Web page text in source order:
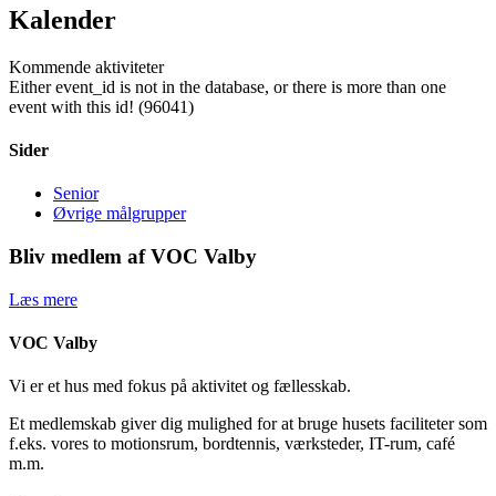
Kalender
Kommende aktiviteter
Either event_id is not in the database, or there is more than one
event with this id! (96041)
Sider
Senior
Øvrige målgrupper
Bliv medlem af VOC Valby
Læs mere
VOC Valby
Vi er et hus med fokus på aktivitet og fællesskab.
Et medlemskab giver dig mulighed for at bruge husets faciliteter som
f.eks. vores to motionsrum, bordtennis, værksteder, IT-rum, café
m.m.